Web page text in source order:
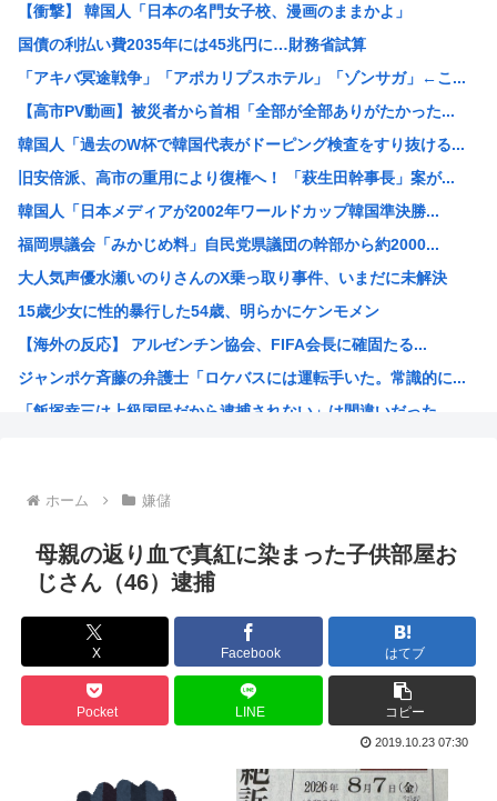
SNSで知り合ったJK10人とS●Xしてハメ撮り770本...
【衝撃】マツコ・デラックス「バスタオル、何日使う？」に驚...
同時にレ●プし合ったらどっちが被害者なん？
【画像あり】女さん、ミニ過ぎる浴衣を着た結果、下品で痴女...
「非常に残念」高市総理と面会決定も…発言不可、握手のみ ...
植物工場の研究拠点を東京に開設する会社は？オイシイファー...
海外ドラマ、リアルだとガチのマジで語れる奴がいないwww
【悲報】ラーメン屋ワイ、親切で器を重ねただけなのにクソ店...
"テレビ大好き"高齢者の｢テレビ離れ｣が始まった
【絶望】大阪のトイレ、究極の二択を利用者に迫ってしまうw...
【悲報】妹さん、兄との旅行でダブルベッドを予約してしまう...
【悲報】イチローさんの晩年（2011-2019）の成績、...
【衝撃】 韓国人「日本の名門女子校、漫画のままかよ」
国債の利払い費2035年には45兆円に…財務省試算
「アキバ冥途戦争」「アポカリプスホテル」「ゾンサガ」←こ...
【高市PV動画】被災者から首相「全部が全部ありがたかった...
韓国人「過去のW杯で韓国代表がドーピング検査をすり抜ける...
旧安倍派、高市の重用により復権へ！ 「萩生田幹事長」案が...
韓国人「日本メディアが2002年ワールドカップ韓国準決勝...
福岡県議会「みかじめ料」自民党県議団の幹部から約2000...
大人気声優水瀬いのりさんのX乗っ取り事件、いまだに未解決
15歳少女に性的暴行した54歳、明らかにケンモメン
【海外の反応】 アルゼンチン協会、FIFA会長に確固たる...
ジャンポケ斉藤の弁護士「ロケバスには運転手いた。常識的に...
「飯塚幸三は上級国民だから逮捕されない」は間違いだった…...
海外「日本人はなんて気高いんだ！」 英高級紙も驚愕した極...
海外「子宮頸部には神経がないので痛みは感じませんよ」医者...
【愛知・長久手市】ジブリパークに新施設誕生へ 「風の谷の...
4時だから窓から4回安倍晋三連呼した
【画像】今期の覇権アニメが『天幕シャドウガール』に決まっ...
トランプの支持率低迷中の共和党、中間選挙では「民主党はも...
声優目指して上京したワイ、もう実家に帰ることを決意
【衝撃】 韓国人「エボシ御前の声の人、若い頃がこれかよ」
ホーム 嫌儲
母親の返り血で真紅に染まった子供部屋お
じさん（46）逮捕
X Facebook はてブ
Pocket LINE コピー
2019.10.23 07:30